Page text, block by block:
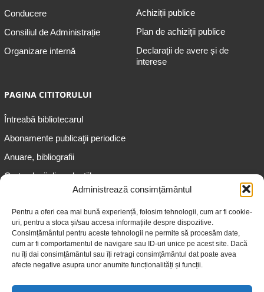
Administrează consimțământul
Pentru a oferi cea mai bună experiență, folosim tehnologii, cum ar fi cookie-
uri, pentru a stoca și/sau accesa informațiile despre dispozitive.
Consimțământul pentru aceste tehnologii ne permite să procesăm date,
cum ar fi comportamentul de navigare sau ID-uri unice pe acest site. Dacă
nu îți dai consimțământul sau îți retragi consimțământul dat poate avea
afecte negative asupra unor anumite funcționalități și funcții.
Conducere
Consiliul de Administrație
Organizare internă
Achiziții publice
Plan de achiziţii publice
Declarații de avere și de
interese
PAGINA CITITORULUI
Întreabă bibliotecarul
Abonamente publicaţii periodice
Anuare, bibliografii
Cartea lunii din colecțiile
Informații pentru adolescenți
Informații pentru adulți
Informații pentru seniori